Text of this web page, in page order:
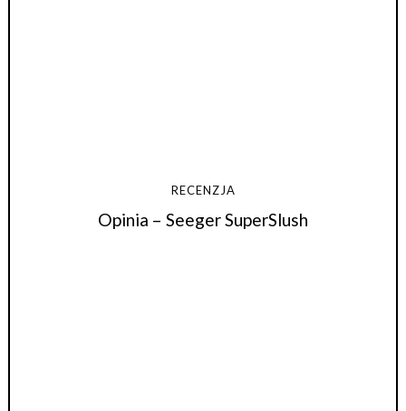
RECENZJA
Opinia – Seeger SuperSlush